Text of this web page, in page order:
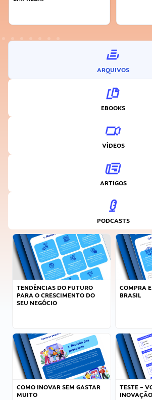
ARQUIVOS
EBOOKS
VÍDEOS
ARTIGOS
PODCASTS
TENDÊNCIAS DO FUTURO
PARA O CRESCIMENTO DO
SEU NEGÓCIO
COMPRA
BRASIL
COMO INOVAR SEM GASTAR
MUITO
TESTE –